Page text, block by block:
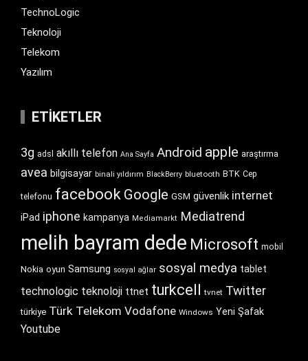
TechnoLogic
Teknoloji
Telekom
Yazılım
ETIKETLER
3g adsl akıllı telefon Ana Sayfa Android apple araştırma
avea bilgisayar binali yıldırım BlackBerry bluetooth BTK Cep
telefonu facebook Google GSM güvenlik internet
iPad iphone kampanya Mediamarkt Mediatrend
melih bayram dede Microsoft mobil
Nokia oyun Samsung sosyal ağlar sosyal medya tablet
technologic teknoloji ttnet turkcell tvnet Twitter
türkiye Türk Telekom Vodafone Windows Yeni Şafak
Youtube